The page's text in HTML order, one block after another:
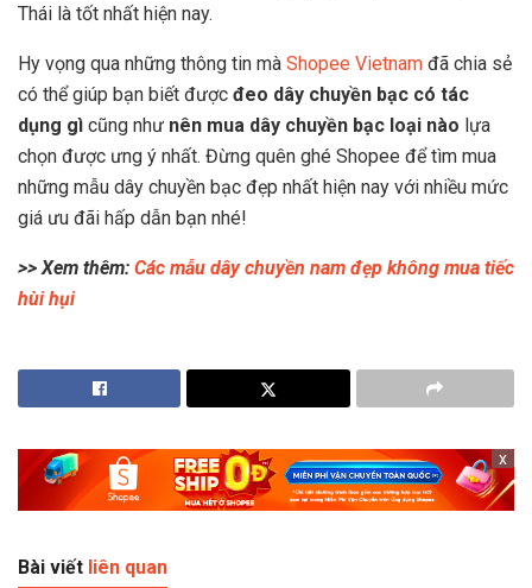
Thái là tốt nhất hiện nay.
Hy vọng qua những thông tin mà Shopee Vietnam đã chia sẻ
có thể giúp bạn biết được đeo dây chuyền bạc có tác
dụng gì cũng như nên mua dây chuyền bạc loại nào lựa
chọn được ưng ý nhất. Đừng quên ghé Shopee để tìm mua
những mẫu dây chuyền bạc đẹp nhất hiện nay với nhiều mức
giá ưu đãi hấp dẫn bạn nhé!
>> Xem thêm: Các mẫu dây chuyền nam đẹp không mua tiếc
hùi hụi
x
Bài viết liên quan